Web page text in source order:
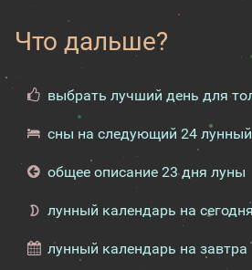
Что дальше?
выбрать лучший день для
сны на следующий 24
общее описание 23 дня луны
лунный календарь на сегодня
лунный календарь на завтра